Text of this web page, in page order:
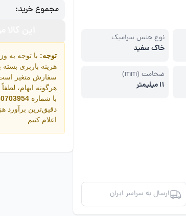
نوع جنس سرامیک
خاک سفید
ضخامت (mm)
11 میلیمتر
ارسال به سراسر ایران
مجموع خرید:
توجه: با توجه به
هزینه باربری
سفارش متغیر
هرگونه ابهام، لطفاً
با شماره
دقیق‌ترین برآورد
اعلام کنیم.